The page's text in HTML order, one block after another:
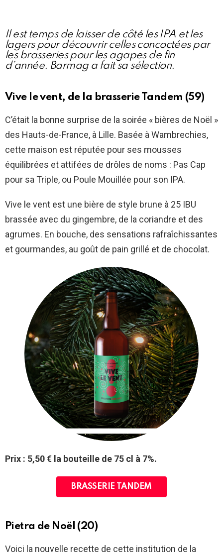
Il est temps de laisser de côté les IPA et les
lagers pour découvrir celles concoctées par
les brasseries pour les agapes de fin
d’année. Barmag a fait sa sélection.
Vive le vent, de la brasserie Tandem (59)
C’était la bonne surprise de la soirée « bières de Noël »
des Hauts-de-France, à Lille. Basée à Wambrechies,
cette maison est réputée pour ses mousses
équilibrées et attifées de drôles de noms : Pas Cap
pour sa Triple, ou Poule Mouillée pour son IPA.
Vive le vent est une bière de style brune à 25 IBU
brassée avec du gingembre, de la coriandre et des
agrumes. En bouche, des sensations rafraîchissantes
et gourmandes, au goût de pain grillé et de chocolat.
Prix : 5,50 € la bouteille de 75 cl à 7%.
BRASSERIE TANDEM
Pietra de Noël (20)
Voici la nouvelle recette de cette institution de la